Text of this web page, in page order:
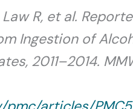
R, et al.
Ingestion of
2011–2014.